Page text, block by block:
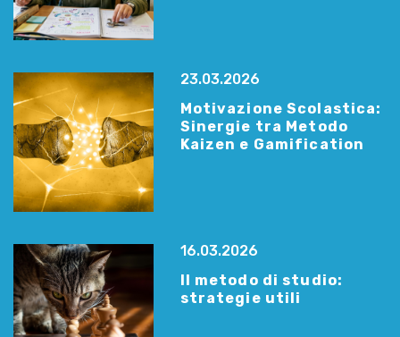
23.03.2026
Motivazione Scolastica:
Sinergie tra Metodo
Kaizen e Gamification
16.03.2026
Il metodo di studio:
strategie utili